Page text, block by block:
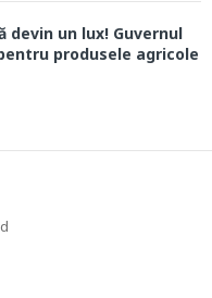
devin un lux! Guvernul
produsele agricole